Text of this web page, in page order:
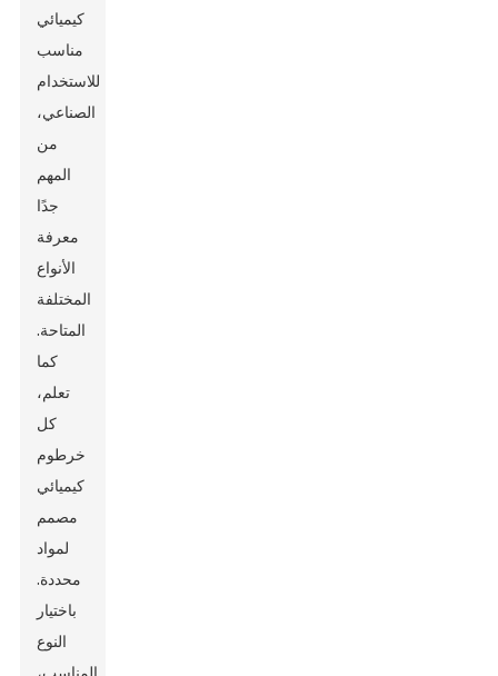
كيميائي
مناسب
للاستخدام
الصناعي،
من
المهم
جدًا
معرفة
الأنواع
المختلفة
المتاحة.
كما
تعلم،
كل
خرطوم
كيميائي
مصمم
لمواد
محددة.
باختيار
النوع